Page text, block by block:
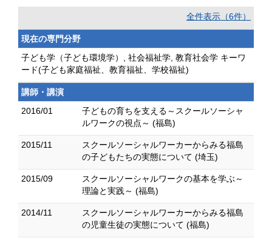
全件表示（6件）
現在の専門分野
子ども学（子ども環境学）, 社会福祉学, 教育社会学 キーワ
ード(子ども家庭福祉、教育福祉、学校福祉)
講師・講演
2016/01
子どもの育ちを支える～スクールソーシャ
ルワークの視点～ (福島)
2015/11
スクールソーシャルワーカーからみる福島
の子どもたちの実態について (埼玉)
2015/09
スクールソーシャルワークの基本を学ぶ～
理論と実践～ (福島)
2014/11
スクールソーシャルワーカーからみる福島
の児童生徒の実態について (福島)